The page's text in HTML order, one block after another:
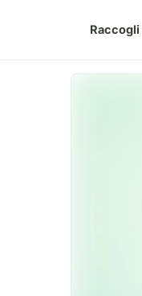
Raccogli